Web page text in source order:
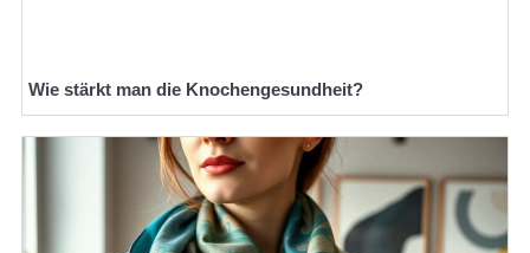
Wie stärkt man die Knochengesundheit?